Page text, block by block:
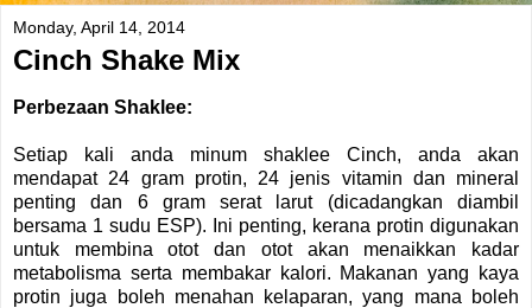
Monday, April 14, 2014
Cinch Shake Mix
Perbezaan Shaklee:
Setiap kali anda minum shaklee Cinch, anda akan
mendapat 24 gram protin, 24 jenis vitamin dan mineral
penting dan 6 gram serat larut (dicadangkan diambil
bersama 1 sudu ESP). Ini penting, kerana protin digunakan
untuk membina otot dan otot akan menaikkan kadar
metabolisma serta membakar kalori. Makanan yang kaya
protin juga boleh menahan kelaparan, yang mana boleh